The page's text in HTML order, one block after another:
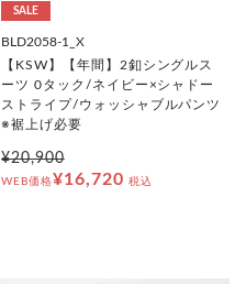
SALE
BLD2058-1_X
【KSW】【年間】2釦シングルス
ーツ 0タック/ネイビー×シャドー
ストライプ/ウォッシャブルパンツ
※裾上げ必要
¥20,900
WEB価格¥16,720 税込